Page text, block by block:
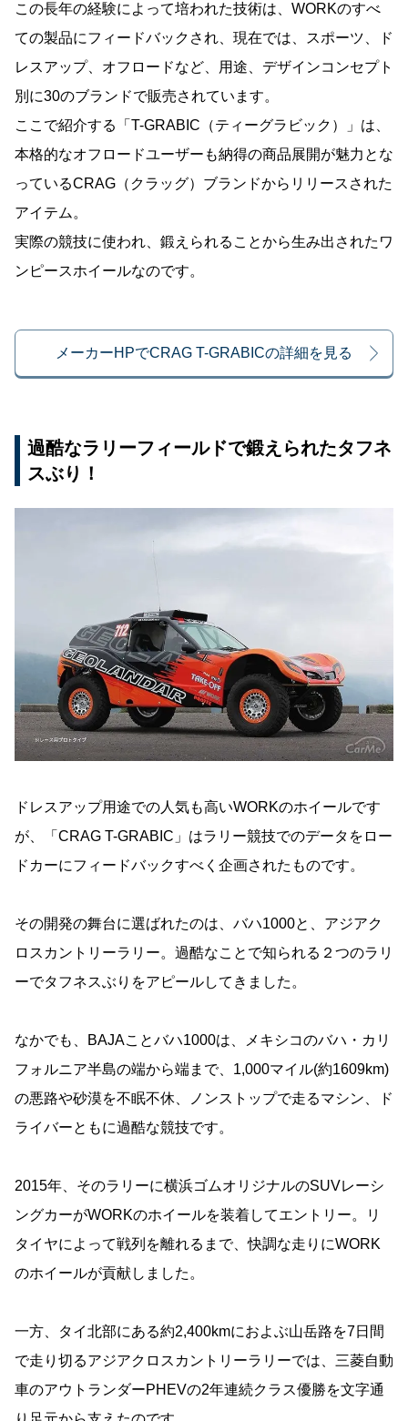
この長年の経験によって培われた技術は、WORKのすべ
ての製品にフィードバックされ、現在では、スポーツ、ド
レスアップ、オフロードなど、用途、デザインコンセプト
別に30のブランドで販売されています。
ここで紹介する「T-GRABIC（ティーグラビック）」は、
本格的なオフロードユーザーも納得の商品展開が魅力とな
っているCRAG（クラッグ）ブランドからリリースされた
アイテム。
実際の競技に使われ、鍛えられることから生み出されたワ
ンピースホイールなのです。
メーカーHPでCRAG T-GRABICの詳細を見る
過酷なラリーフィールドで鍛えられたタフネ
スぶり！
ドレスアップ用途での人気も高いWORKのホイールです
が、「CRAG T-GRABIC」はラリー競技でのデータをロー
ドカーにフィードバックすべく企画されたものです。
その開発の舞台に選ばれたのは、バハ1000と、アジアク
ロスカントリーラリー。過酷なことで知られる２つのラリ
ーでタフネスぶりをアピールしてきました。
なかでも、BAJAことバハ1000は、メキシコのバハ・カリ
フォルニア半島の端から端まで、1,000マイル(約1609km)
の悪路や砂漠を不眠不休、ノンストップで走るマシン、ド
ライバーともに過酷な競技です。
2015年、そのラリーに横浜ゴムオリジナルのSUVレーシ
ングカーがWORKのホイールを装着してエントリー。リ
タイヤによって戦列を離れるまで、快調な走りにWORK
のホイールが貢献しました。
一方、タイ北部にある約2,400kmにおよぶ山岳路を7日間
で走り切るアジアクロスカントリーラリーでは、三菱自動
車のアウトランダーPHEVの2年連続クラス優勝を文字通